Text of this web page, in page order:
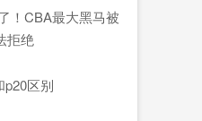
！CBA最大黑马被
拒绝
p20区别